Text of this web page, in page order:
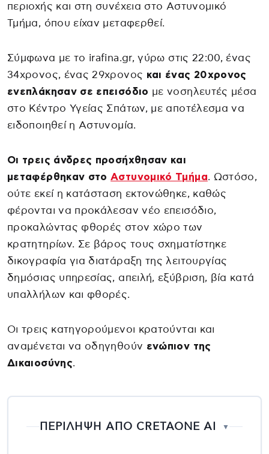
περιοχής και στη συνέχεια στο Αστυνομικό
Τμήμα, όπου είχαν μεταφερθεί.
Σύμφωνα με το irafina.gr, γύρω στις 22:00, ένας
34χρονος, ένας 29χρονος και ένας 20χρονος
ενεπλάκησαν σε επεισόδιο με νοσηλευτές μέσα
στο Κέντρο Υγείας Σπάτων, με αποτέλεσμα να
ειδοποιηθεί η Αστυνομία.
Οι τρεις άνδρες προσήχθησαν και
μεταφέρθηκαν στοΑστυνομικό Τμήμα. Ωστόσο,
ούτε εκεί η κατάσταση εκτονώθηκε, καθώς
φέρονται να προκάλεσαν νέο επεισόδιο,
προκαλώντας φθορές στον χώρο των
κρατητηρίων. Σε βάρος τους σχηματίστηκε
δικογραφία για διατάραξη της λειτουργίας
δημόσιας υπηρεσίας, απειλή, εξύβριση, βία κατά
υπαλλήλων και φθορές.
Οι τρεις κατηγορούμενοι κρατούνται και
αναμένεται να οδηγηθούν ενώπιον της
Δικαιοσύνης.
ΠΕΡΙΛΗΨΗ ΑΠΟ CRETAONE AI ▼